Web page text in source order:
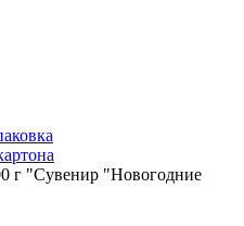
г "Сувенир "Новогодние